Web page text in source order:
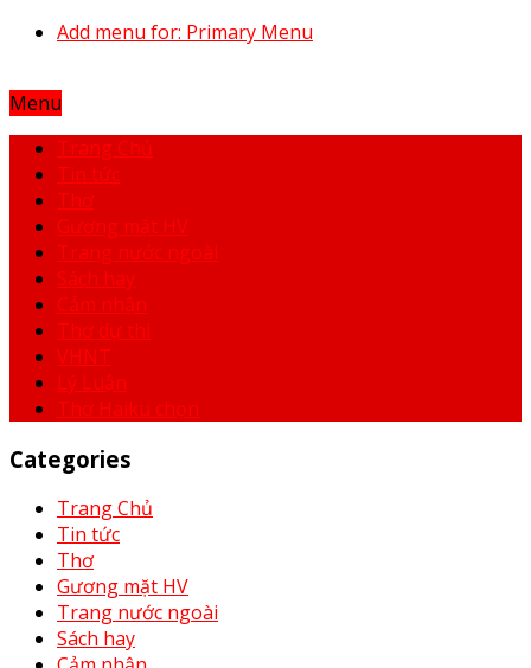
Add menu for: Primary Menu
Menu
Trang Chủ
Tin tức
Thơ
Gương mặt HV
Trang nước ngoài
Sách hay
Cảm nhận
Thơ dự thi
VHNT
Lý Luận
Thơ Haiku chọn
Categories
Trang Chủ
Tin tức
Thơ
Gương mặt HV
Trang nước ngoài
Sách hay